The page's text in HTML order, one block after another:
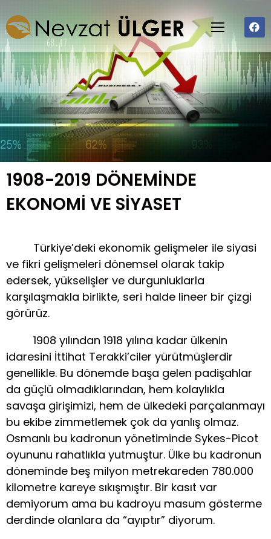
1908-2019 DÖNEMİNDE
EKONOMİ VE SİYASET
Türkiye’deki ekonomik gelişmeler ile siyasi
ve fikri gelişmeleri dönemsel olarak takip
edersek, yükselişler ve durgunluklarla
karşılaşmakla birlikte, seri halde lineer bir çizgi
görürüz.
1908 yılından 1918 yılına kadar ülkenin
idaresini İttihat Terakki’ciler yürütmüşlerdir
genellikle. Bu dönemde başa gelen padişahlar
da güçlü olmadıklarından, hem kolaylıkla
savaşa girişimizi, hem de ülkedeki parçalanmayı
bu ekibe zimmetlemek çok da yanlış olmaz.
Osmanlı bu kadronun yönetiminde Sykes-Picot
oyununu rahatlıkla yutmuştur. Ülke bu kadronun
döneminde beş milyon metrekareden 780.000
kilometre kareye sıkışmıştır. Bir kasıt var
demiyorum ama bu kadroyu masum gösterme
derdinde olanlara da “ayıptır” diyorum.